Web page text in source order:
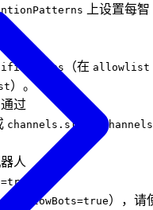
上设置每智
（在 allowlist
）。
过
人
），请